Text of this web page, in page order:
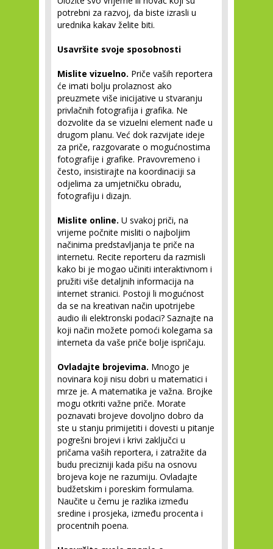
potrebni za razvoj, da biste izrasli u
urednika kakav želite biti.
Usavršite svoje sposobnosti
Mislite vizuelno. Priče vaših reportera
će imati bolju prolaznost ako
preuzmete više inicijative u stvaranju
privlačnih fotografija i grafika. Ne
dozvolite da se vizuelni element nađe u
drugom planu. Već dok razvijate ideje
za priče, razgovarate o mogućnostima
fotografije i grafike. Pravovremeno i
često, insistirajte na koordinaciji sa
odjelima za umjetničku obradu,
fotografiju i dizajn.
Mislite online. U svakoj priči, na
vrijeme počnite misliti o najboljim
načinima predstavljanja te priče na
internetu. Recite reporteru da razmisli
kako bi je mogao učiniti interaktivnom i
pružiti više detaljnih informacija na
internet stranici. Postoji li mogućnost
da se na kreativan način upotrijebe
audio ili elektronski podaci? Saznajte na
koji način možete pomoći kolegama sa
interneta da vaše priče bolje ispričaju.
Ovladajte brojevima. Mnogo je
novinara koji nisu dobri u matematici i
mrze je. A matematika je važna. Brojke
mogu otkriti važne priče. Morate
poznavati brojeve dovoljno dobro da
ste u stanju primijetiti i dovesti u pitanje
pogrešni brojevi i krivi zaključci u
pričama vaših reportera, i zatražite da
budu precizniji kada pišu na osnovu
brojeva koje ne razumiju. Ovladajte
budžetskim i poreskim formulama.
Naučite u čemu je razlika između
sredine i prosjeka, između procenta i
procentnih poena.